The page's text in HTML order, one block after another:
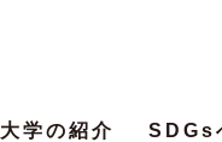
大学の紹介 SDGs